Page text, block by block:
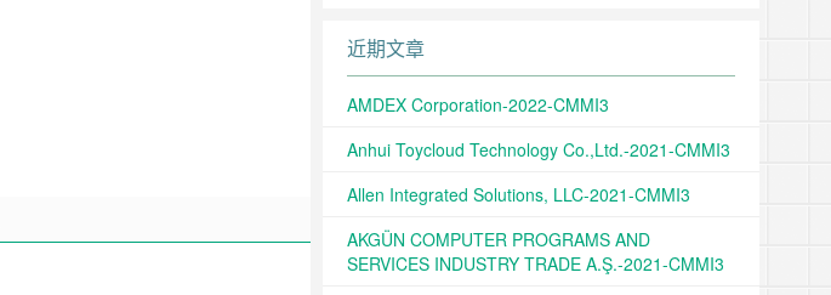
近期文章
AMDEX Corporation-2022-CMMI3
Anhui Toycloud Technology Co.,Ltd.-2021-CMMI3
Allen Integrated Solutions, LLC-2021-CMMI3
AKGÜN COMPUTER PROGRAMS AND
SERVICES INDUSTRY TRADE A.Ş.-2021-CMMI3